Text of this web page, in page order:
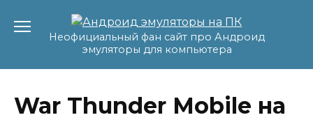
содержаниюНеофициальный фан сайт про Андроид
эмуляторы для компьютера
War Thunder Mobile на